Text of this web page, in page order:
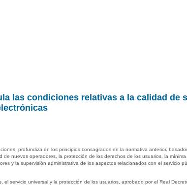
las condiciones relativas a la calidad de
profundiza en los principios consagrados en la normativa anterior,
nuevos operadores, la protección de los derechos de los usuarios, la
y la supervisión administrativa de los aspectos relacionados con el servicio
servicio universal y la protección de los usuarios, aprobado por el Real